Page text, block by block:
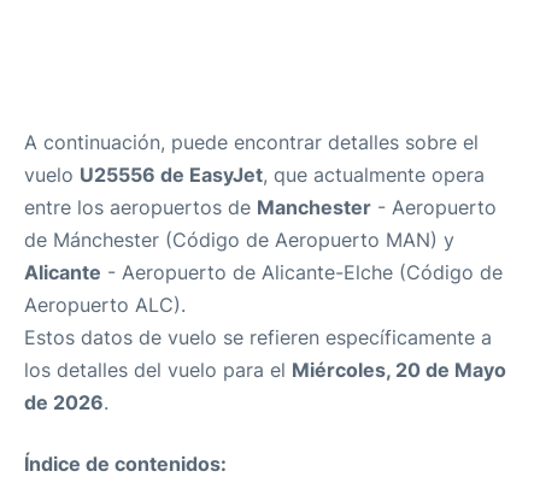
A continuación, puede encontrar detalles sobre el
vuelo U25556 de EasyJet, que actualmente opera
entre los aeropuertos de Manchester - Aeropuerto
de Mánchester (Código de Aeropuerto MAN) y
Alicante - Aeropuerto de Alicante-Elche (Código de
Aeropuerto ALC).
Estos datos de vuelo se refieren específicamente a
los detalles del vuelo para el Miércoles, 20 de Mayo
de 2026.
Índice de contenidos: